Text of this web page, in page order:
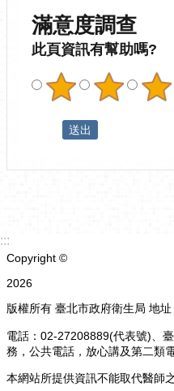
滿意度調查
此頁資訊有幫助嗎?
:::
Copyright ©
2026
版權所有 臺北市政府衛生局 地
電話：02-27208889(代表號)、
務，公共電話，放心講及第二類
本網站所提供資訊不能取代醫師